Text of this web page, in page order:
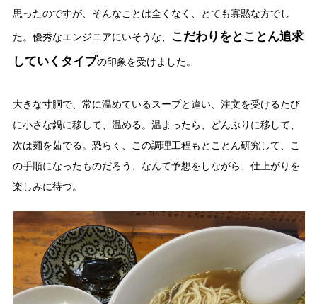
思ったのですが、そんなことは全くなく、とても寡黙な方でし
た。優秀なエンジニアにいそうな、
こだわりをとことん追求
していくタイプの印象を受けました。
大きな寸胴で、常に温めているスープと違い、注文を受けるたび
に小さな鍋に移して、温める。温まったら、どんぶりに移して、
次は麺を茹でる。恐らく、この調理工程もとことん研究して、こ
の手順になったものだろう、なんて予想をしながら、仕上がりを
楽しみに待つ。